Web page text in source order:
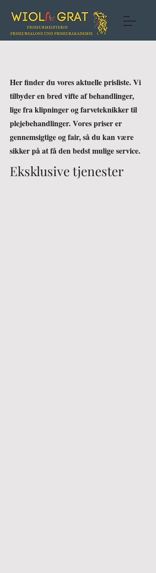
Her finder du vores aktuelle prisliste. Vi
tilbyder en bred vifte af behandlinger,
lige fra klipninger og farveteknikker til
plejebehandlinger. Vores priser er
gennemsigtige og fair, så du kan være
sikker på at få den bedst mulige service.
Eksklusive tjenester